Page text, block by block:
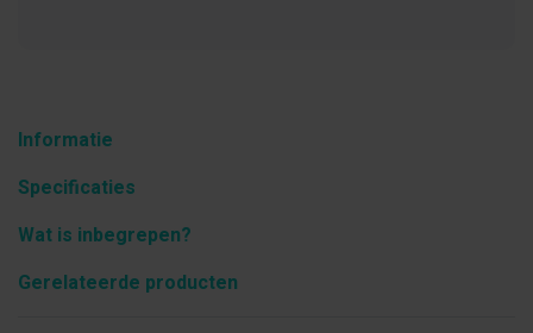
Informatie
Specificaties
Wat is inbegrepen?
Gerelateerde producten